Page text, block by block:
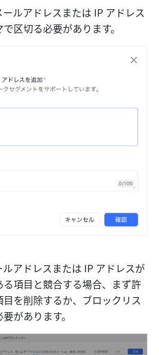
ールアドレスまたは IP アドレス
区切る必要があります。
アドレスまたは IP アドレスが
る項目と競合する場合、まず許
を削除するか、ブロックリス
があります。